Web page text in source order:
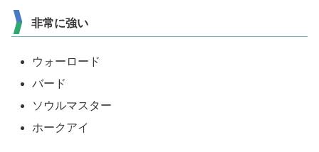
非常に強い
ウォーロード
バード
ソウルマスター
ホークアイ